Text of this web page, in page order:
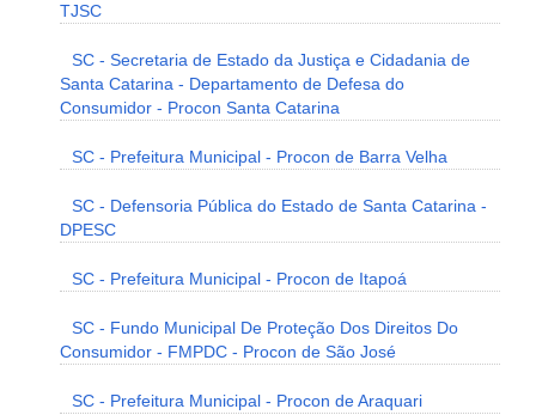
TJSC
SC - Secretaria de Estado da Justiça e Cidadania de
Santa Catarina - Departamento de Defesa do
Consumidor - Procon Santa Catarina
SC - Prefeitura Municipal - Procon de Barra Velha
SC - Defensoria Pública do Estado de Santa Catarina -
DPESC
SC - Prefeitura Municipal - Procon de Itapoá
SC - Fundo Municipal De Proteção Dos Direitos Do
Consumidor - FMPDC - Procon de São José
SC - Prefeitura Municipal - Procon de Araquari